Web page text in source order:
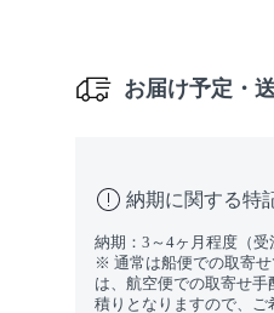
お届け予定・
納期に関する特
納期：3～4ヶ月程度（受
※ 通常は船便での取寄
は、航空便での取寄せ手
積りとなりますので、